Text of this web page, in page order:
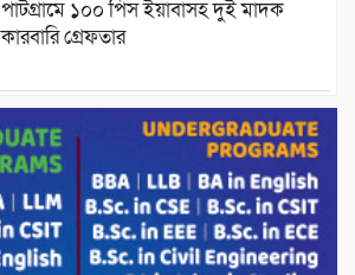
পাটগ্রামে ১০০ পিস ইয়াবাসহ দুই মাদক
কারবারি গ্রেফতার
ড্যাবের ৩৭তম প্রতিষ্ঠাবার্ষিকীতে প্রধানমন্ত্রী
তারেক রহমান।
চন্দনাইশের হাশিমপুর ৪ নং ওয়ার্ডে ৫’শতাধিক
হতদরিদ্র পরিবারের মাঝে খাদ্যসামগ্রী বিতরণ
করেন মনজুর মোরশেদ